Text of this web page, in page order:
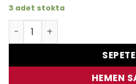
3 adet stokta
Yamaha Tricity LP Landport
HEMEN